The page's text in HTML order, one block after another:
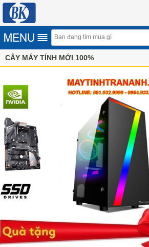
CÂY MÁY TÍNH MỚI 100%